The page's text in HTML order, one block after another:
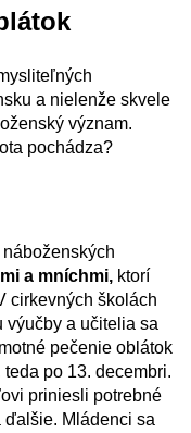
a nielenže skvele
význam.
pochádza?
a mníchmi, ktorí
cirkevných školách
výučby a učitelia sa
pečenie oblátok
teda po 13. decembri.
priniesli potrebné
ďalšie. Mládenci sa